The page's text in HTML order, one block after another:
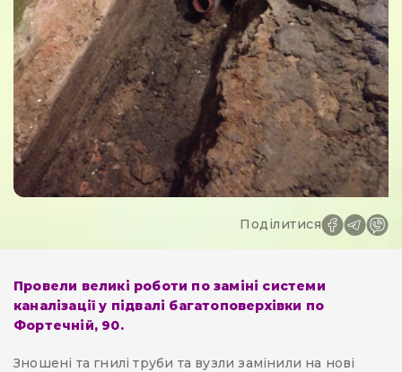
Поділитися
Провели великі роботи по заміні системи
каналізації у підвалі багатоповерхівки по
Фортечній, 90.
Зношені та гнилі труби та вузли замінили на нові